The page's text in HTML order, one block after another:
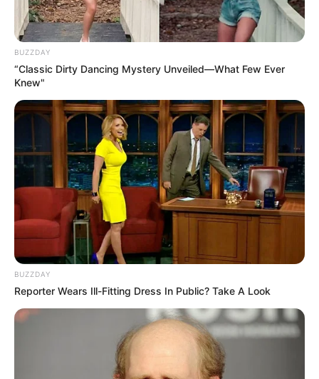
NOVÍA
está montando la celadera
a su novia: fotos lo
REGALOS LUJOSOS
[Video] Jhonny Rivera
selló el amor con su novia:
se creció la familia y hay
'hermanito' pa' Andy
JHONNY RIVERA
[Video] Jhonny Rivera se
gastó millonada en
regalazo pa' su noviecita:
qué traga tan berracada
BUZZDAY
“Classic Dirty Dancing Mystery Unveiled—What Few Ever
Knew"
BUZZDAY
Reporter Wears Ill-Fitting Dress In Public? Take A Look